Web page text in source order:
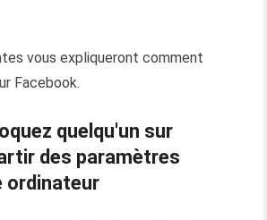
vous expliqueront comment
Facebook.
quelqu'un sur
des paramètres
ordinateur